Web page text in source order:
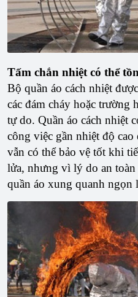
Tấm chắn nhiệt có thể
Bộ quần áo cách nhiệt
các đám cháy hoặc trường
tự do. Quần áo cách nhiệt
công việc gần nhiệt độ
vẫn có thể bảo vệ tốt khi
lửa, nhưng vì lý do an toàn
quần áo xung quanh ngọn